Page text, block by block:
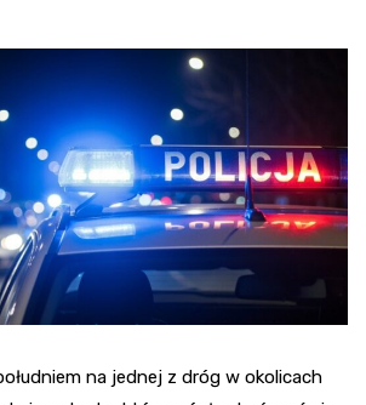
na jednej z dróg w okolicach